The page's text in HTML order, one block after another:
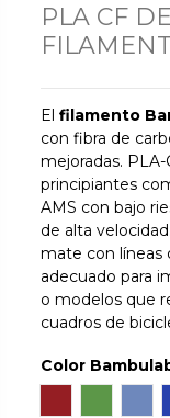
PLA CF
Elfilamento
con fibra de
mejoradas.
principiantes
AMS con bajo
de alta
mate con líneas
adecuado para
o modelos que
cuadros de
Color